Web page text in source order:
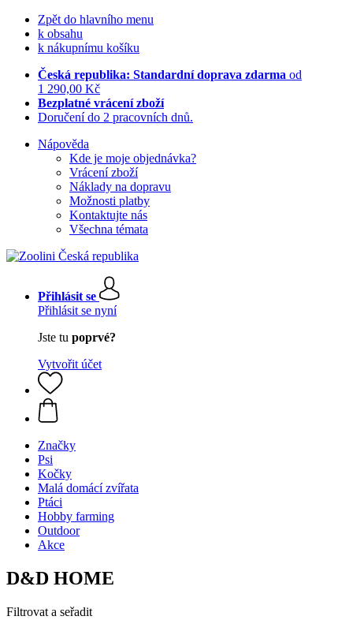
Zpět do hlavního menu
k obsahu
k nákupnímu košíku
Česká republika: Standardní doprava zdarma od
1 290,00 Kč
Bezplatné vrácení zboží
Doručení do 2 pracovních dnů.
Nápověda
Kde je moje objednávka?
Vrácení zboží
Náklady na dopravu
Možnosti platby
Kontaktujte nás
Všechna témata
Přihlásit se
Přihlásit se nyní
Jste tu poprvé?
Vytvořit účet
Značky
Psi
Kočky
Malá domácí zvířata
Ptáci
Hobby farming
Outdoor
Akce
D&D HOME
Filtrovat a seřadit